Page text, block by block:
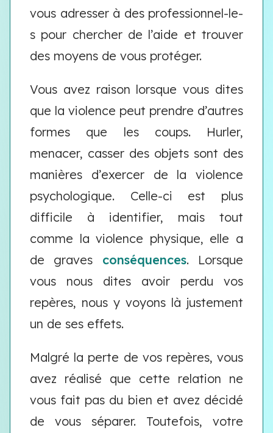
vous adresser à des professionnel-le-
s pour chercher de l’aide et trouver
des moyens de vous protéger.
Vous avez raison lorsque vous dites
que la violence peut prendre d’autres
formes que les coups. Hurler,
menacer, casser des objets sont des
manières d’exercer de la violence
psychologique. Celle-ci est plus
difficile à identifier, mais tout
comme la violence physique, elle a
de graves conséquences. Lorsque
vous nous dites avoir perdu vos
repères, nous y voyons là justement
un de ses effets.
Malgré la perte de vos repères, vous
avez réalisé que cette relation ne
vous fait pas du bien et avez décidé
de vous séparer. Toutefois, votre